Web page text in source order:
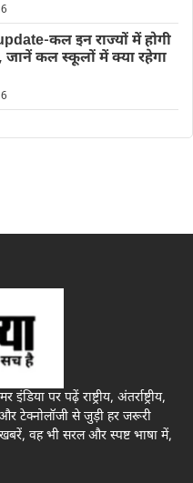
कल इन राज्यों में होगी
जानें कल स्कूलों में क्या रहेगा
पर पढ़ें राष्ट्रीय, अंतर्राष्ट्रीय,
टेक्नोलॉजी से जुड़ी हर जरूरी
वह भी सरल और स्पष्ट भाषा में,